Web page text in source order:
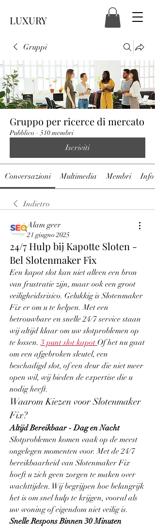
LUXURY
Gruppi
Gruppo per ricerce di mercato
Pubblico · 510 membri
Iscriviti
Conversazioni Multimedia Membri Info
Indietro
Alam geer
21 giugno 2025
24/7 Hulp bij Kapotte Sloten -
Bel Slotenmaker Fix
Een kapot slot kan niet alleen een bron
van frustratie zijn, maar ook een groot
veiligheidsrisico. Gelukkig is Slotenmaker
Fix er om u te helpen. Met een
betrouwbare en snelle 24/7 service staan
wij altijd klaar om uw slotproblemen op
te lossen. 3 punt slot kapot Of het nu gaat
om een afgebroken sleutel, een
beschadigd slot, of een deur die niet meer
open wil, wij bieden de expertise die u
nodig heeft.
Waarom Kiezen voor Slotenmaker
Fix?
Altijd Bereikbaar - Dag en Nacht
Slotproblemen komen vaak op de meest
ongelegen momenten voor. Met de 24/7
bereikbaarheid van Slotenmaker Fix
hoeft u zich geen zorgen te maken over
wachttijden. Wij begrijpen hoe belangrijk
het is om snel hulp te krijgen, vooral als
uw woning of eigendom niet veilig is.
Snelle Respons Binnen 30 Minuten